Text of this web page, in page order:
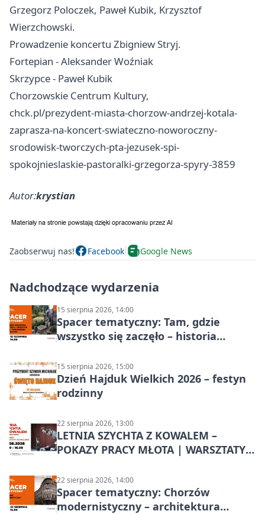
Grzegorz Poloczek, Paweł Kubik, Krzysztof
Wierzchowski.
Prowadzenie koncertu Zbigniew Stryj.
Fortepian - Aleksander Woźniak
Skrzypce - Paweł Kubik
Chorzowskie Centrum Kultury,
chck.pl/prezydent-miasta-chorzow-andrzej-kotala-
zaprasza-na-koncert-swiateczno-noworoczny-
srodowisk-tworczych-pta-jezusek-spi-
spokojnieslaskie-pastoralki-grzegorza-spyry-3859
Autor:krystian
Zaobserwuj nas! Facebook Google News
Nadchodzące wydarzenia
15 sierpnia 2026, 14:00
Spacer tematyczny: Tam, gdzie
wszystko się zaczęło – historia
15 sierpnia 2026, 15:00
Dzień Hajduk Wielkich 2026 – festyn
rodzinny
22 sierpnia 2026, 13:00
LETNIA SZYCHTA Z KOWALEM –
POKAZY PRACY MŁOTA | WARSZTATY
22 sierpnia 2026, 14:00
Spacer tematyczny: Chorzów
modernistyczny – architektura